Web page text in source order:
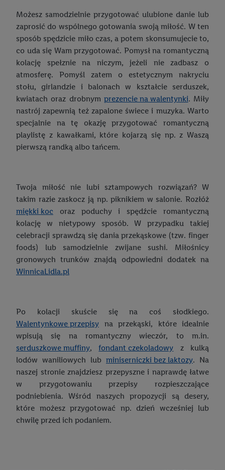
Narzędzia ogrodowe - jakie warto wybrać? Zadbaj o ogród!
Garden party – jak je zorganizować?
5 zasad dobrego grillowania
Grill do ogrodu - jaki model wybrać?
Akcesoria do grilla – co warto kupić?
Zabawy na dworze i w ogrodzie
Pierwsze zabawki dla niemowląt
Zabawki sensoryczne – co wybrać dla dziecka?
Organizacja zabawek w pokoju dziecka
Drewniane zabawki- dlaczego warto, 10 najważniejszych zalet
Odgrywanie ról – zabawa dla dzieci w domu
Trampolina dla dzieci – jaką wybrać?
Sposoby na nudę – poznaj je wszystkie!
Pokój dziecięcy – jak go urządzić?
Gotowi do szkoły!
Plecaki szkolne i tornistry dla dzieci – jakie powinny być?
Wyprawka szkolna – lista przyborów do wszystkich klas
Drugie śniadanie do szkoły – co warto o nim wiedzieć?
Ubranie do szkoły – jaki strój jest odpowiedni?
Strój na WF – jak wybrać najlepszy zestaw do ćwiczeń?
Mamo, tato, pomóżcie mi w lekcjach! Szkolne gadżety, które
zachęcają do nauki
Obudź w swoim dziecku małego artystę, czyli jak wspierać
kreatywność maluchów
Kącik do nauki dla dziecka. Jak go praktycznie urządzić?
Możesz samodzielnie przygotować ulubione danie lub
zaprosić do wspólnego gotowania swoją miłość. W ten
sposób spędzicie miło czas, a potem skonsumujecie to,
co uda się Wam przygotować. Pomysł na romantyczną
kolację spełznie na niczym, jeżeli nie zadbasz o
atmosferę. Pomyśl zatem o estetycznym nakryciu
stołu, girlandzie i balonach w kształcie serduszek,
kwiatach oraz drobnym prezencie na walentynki. Miły
nastrój zapewnią też zapalone świece i muzyka. Warto
specjalnie na tę okazję przygotować romantyczną
playlistę z kawałkami, które kojarzą się np. z Waszą
pierwszą randką albo tańcem.
Twoja miłość nie lubi sztampowych rozwiązań? W
takim razie zaskocz ją np. piknikiem w salonie. Rozłóż
miękki koc oraz poduchy i spędźcie romantyczną
kolację w nietypowy sposób. W przypadku takiej
celebracji sprawdzą się dania przekąskowe (tzw. finger
foods) lub samodzielnie zwijane sushi. Miłośnicy
gronowych trunków znajdą odpowiedni dodatek na
WinnicaLidla.pl
Po kolacji skuście się na coś słodkiego.
Walentynkowe przepisy na przekąski, które idealnie
wpisują się na romantyczny wieczór, to m.in.
serduszkowe muffiny,fondant czekoladowy z kulką
lodów waniliowych lub miniserniczki bez laktozy. Na
naszej stronie znajdziesz przepyszne i naprawdę łatwe
w przygotowaniu przepisy rozpieszczające
podniebienia. Wśród naszych propozycji są desery,
które możesz przygotować np. dzień wcześniej lub
chwilę przed ich podaniem.